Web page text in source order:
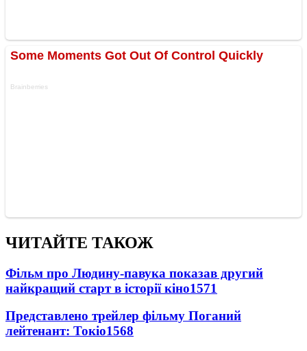
ЧИТАЙТЕ ТАКОЖ
Фільм про Людину-павука показав другий
найкращий старт в історії кіно1571
Представлено трейлер фільму Поганий
лейтенант: Токіо1568